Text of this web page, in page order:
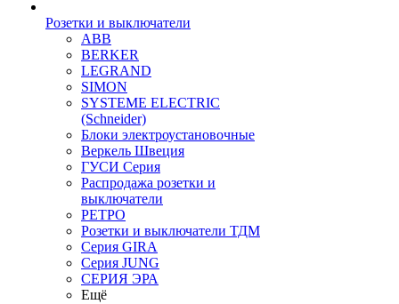
Розетки и выключатели
ABB
BERKER
LEGRAND
SIMON
SYSTEME ELECTRIC
(Schneider)
Блоки электроустановочные
Веркель Швеция
ГУСИ Серия
Распродажа розетки и
выключатели
РЕТРО
Розетки и выключатели ТДМ
Серия GIRA
Серия JUNG
СЕРИЯ ЭРА
Ещё